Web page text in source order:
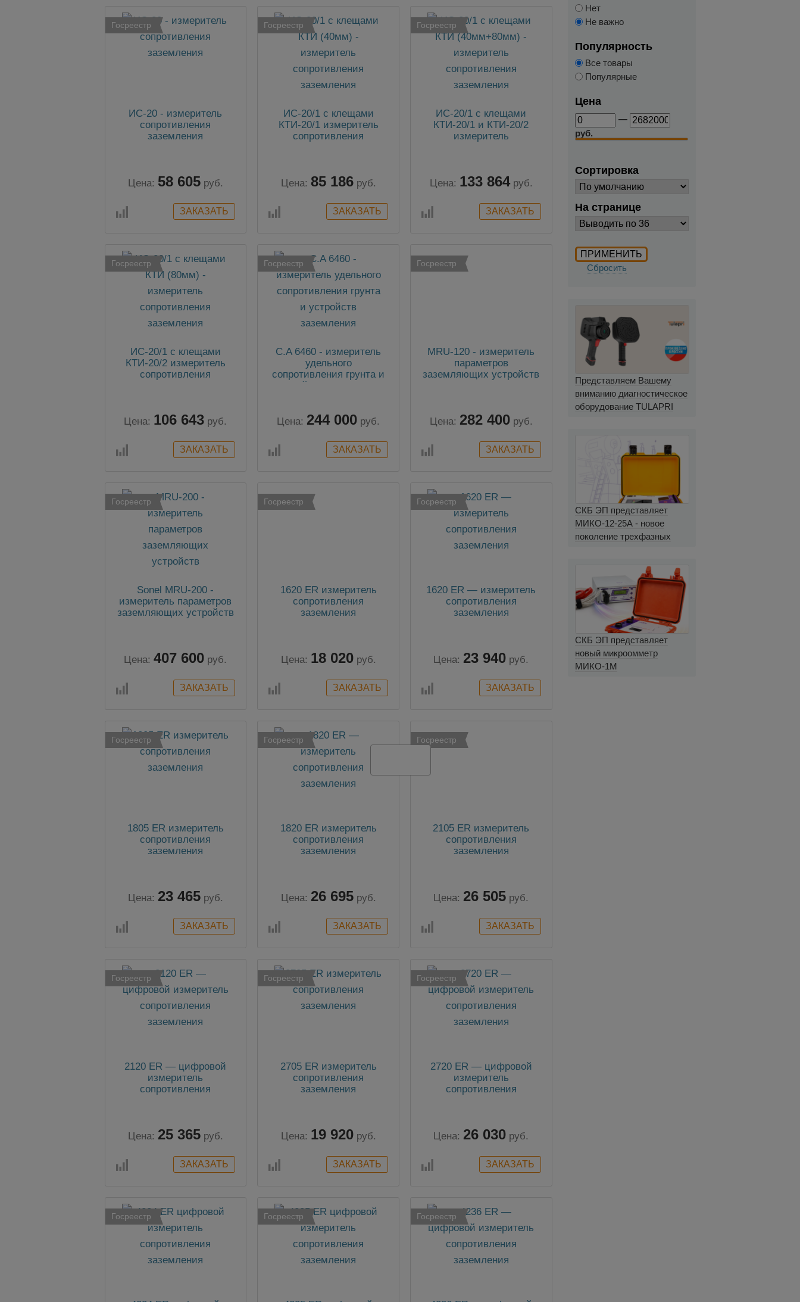
Госреестр
ИС-20 - измеритель
сопротивления
заземления
Цена: 58 605 руб.
Госреестр
ИС-20/1 с клещами
КТИ-20/1 измеритель
сопротивления
Цена: 85 186 руб.
Госреестр
ИС-20/1 с клещами
КТИ-20/1 и КТИ-20/2
измеритель
Цена: 133 864 руб.
Госреестр
ИС-20/1 с клещами
КТИ-20/2 измеритель
сопротивления
Цена: 106 643 руб.
Госреестр
C.A 6460 - измеритель
удельного
сопротивления грунта и
устройств заземления
Цена: 244 000 руб.
Госреестр
MRU-120 - измеритель
параметров
заземляющих устройств
Цена: 282 400 руб.
Госреестр
Sonel MRU-200 -
измеритель параметров
заземляющих устройств
Цена: 407 600 руб.
Госреестр
1620 ER измеритель
сопротивления
заземления
Цена: 18 020 руб.
Госреестр
1620 ER — измеритель
сопротивления
заземления
Цена: 23 940 руб.
Госреестр
1805 ER измеритель
сопротивления
заземления
Цена: 23 465 руб.
Госреестр
1820 ER измеритель
сопротивления
заземления
Цена: 26 695 руб.
Госреестр
2105 ER измеритель
сопротивления
заземления
Цена: 26 505 руб.
Госреестр
2120 ER — цифровой
измеритель
сопротивления
Цена: 25 365 руб.
Госреестр
2705 ER измеритель
сопротивления
заземления
Цена: 19 920 руб.
Госреестр
2720 ER — цифровой
измеритель
сопротивления
Цена: 26 030 руб.
Госреестр Госреестр Госреестр
Нет
Не важно
Популярность
Все товары
Популярные
Цена
—
руб.
Сортировка
На странице
Сбросить
Представляем Вашему
вниманию диагностическое
оборудование TULAPRI
СКБ ЭП представляет
МИКО-12-25А - новое
поколение трехфазных
СКБ ЭП представляет
новый микроомметр
МИКО-1М